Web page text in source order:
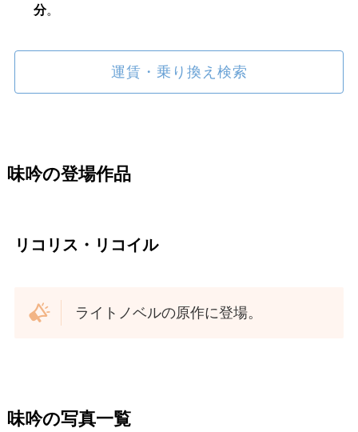
分。
運賃・乗り換え検索
味吟の登場作品
リコリス・リコイル
ライトノベルの原作に登場。
味吟の写真一覧